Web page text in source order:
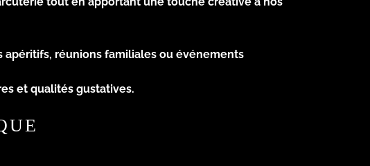
réunions familiales ou événements
et qualités gustatives.